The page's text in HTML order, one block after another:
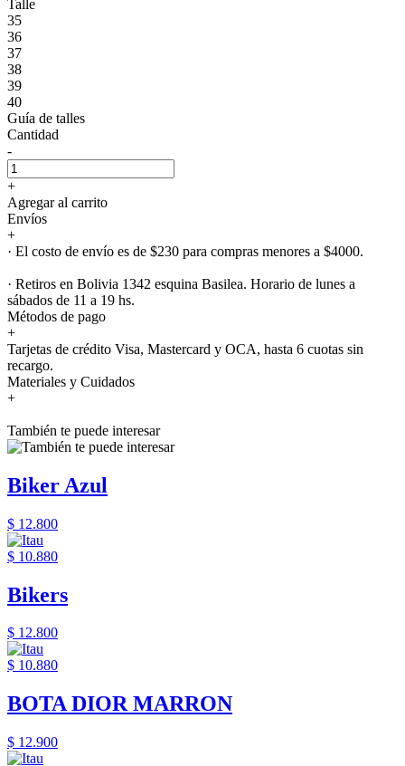
Talle
35
36
37
38
39
40
Guía de talles
Cantidad
-
+
Agregar al carrito
Envíos
+
· El costo de envío es de $230 para compras menores a $4000.
· Retiros en Bolivia 1342 esquina Basilea. Horario de lunes a
sábados de 11 a 19 hs.
Métodos de pago
+
Tarjetas de crédito Visa, Mastercard y OCA, hasta 6 cuotas sin
recargo.
Materiales y Cuidados
+
También te puede interesar
Biker Azul
$ 12.800
$ 10.880
Bikers
$ 12.800
$ 10.880
BOTA DIOR MARRON
$ 12.900